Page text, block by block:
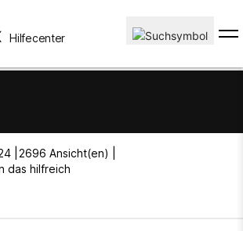
Hilfecenter
|
2696 Ansicht(en) |
das hilfreich